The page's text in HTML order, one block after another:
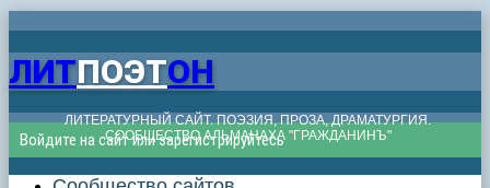
ЛИТПОЭТОН
ЛИТЕРАТУРНЫЙ САЙТ. ПОЭЗИЯ, ПРОЗА, ДРАМАТУРГИЯ.
СООБЩЕСТВО АЛЬМАНАХА "ГРАЖДАНИНЪ"
Войдите на сайт или зарегистрируйтесь